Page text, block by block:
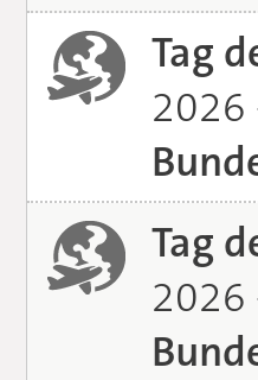
Tag
2026
Tag
2026